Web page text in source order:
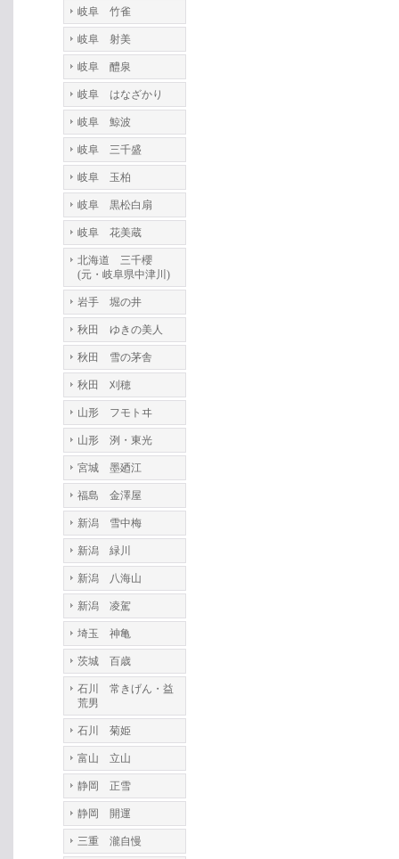
岐阜 竹雀
岐阜 射美
岐阜 醴泉
岐阜 はなざかり
岐阜 鯨波
岐阜 三千盛
岐阜 玉柏
岐阜 黒松白扇
岐阜 花美蔵
北海道 三千櫻
(元・岐阜県中津川)
岩手 堀の井
秋田 ゆきの美人
秋田 雪の茅舎
秋田 刈穂
山形 フモトヰ
山形 洌・東光
宮城 墨廼江
福島 金澤屋
新潟 雪中梅
新潟 緑川
新潟 八海山
新潟 凌駕
埼玉 神亀
茨城 百歳
石川 常きげん・益
荒男
石川 菊姫
富山 立山
静岡 正雪
静岡 開運
三重 瀧自慢